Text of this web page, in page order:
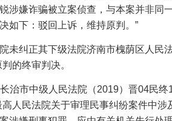
嫌诈骗被立案侦查，与本案并非同
下：驳回上诉，维持原判。”
未纠正其下级法院济南市槐荫区人民
的终审判决。
治市中级人民法院（2019）晋04民终
人民法院关于审理民事纠纷案件中涉